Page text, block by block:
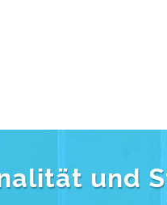
und